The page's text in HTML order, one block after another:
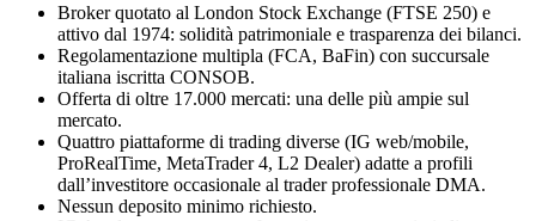
Broker quotato al London Stock Exchange (FTSE 250) e
attivo dal 1974: solidità patrimoniale e trasparenza dei bilanci.
Regolamentazione multipla (FCA, BaFin) con succursale
italiana iscritta CONSOB.
Offerta di oltre 17.000 mercati: una delle più ampie sul
mercato.
Quattro piattaforme di trading diverse (IG web/mobile,
ProRealTime, MetaTrader 4, L2 Dealer) adatte a profili
dall’investitore occasionale al trader professionale DMA.
Nessun deposito minimo richiesto.